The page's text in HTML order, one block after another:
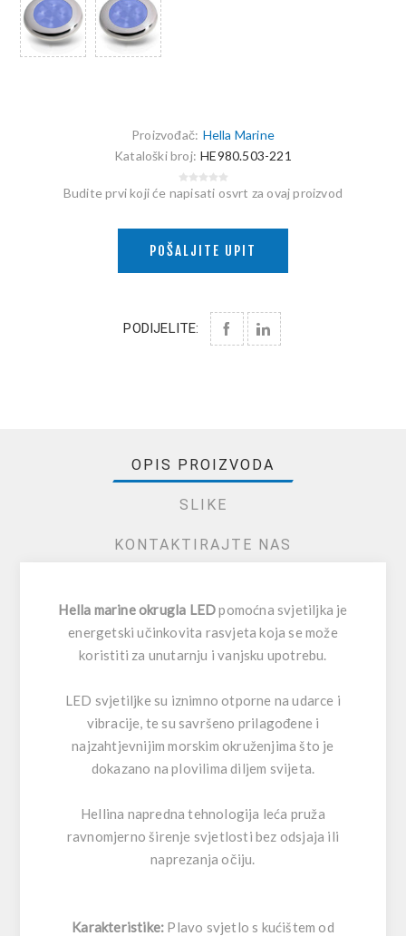
Proizvođač: Hella Marine
Kataloški broj: HE980.503-221
Budite prvi koji će napisati osvrt za ovaj proizvod
POŠALJITE UPIT
PODIJELITE:
OPIS PROIZVODA
SLIKE
KONTAKTIRAJTE NAS
Hella marine okrugla LEDpomoćna svjetiljka je
energetski učinkovita rasvjeta koja se može
koristiti za unutarnju i vanjsku upotrebu.
LED svjetiljke su iznimno otporne na udarce i
vibracije, te su savršeno prilagođene i
najzahtjevnijim morskim okruženjima što je
dokazano na plovilima diljem svijeta.
Hellina napredna tehnologija leća pruža
ravnomjerno širenje svjetlosti bez odsjaja ili
naprezanja očiju.
Karakteristike: Plavo svjetlo s kućištem od